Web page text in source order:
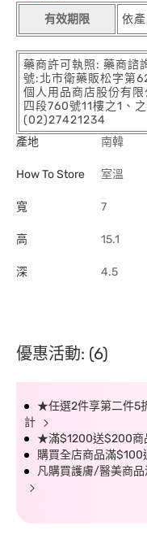
有效期限 依
藥商許可執照: 藥商
號:北市衛藥販松字第
個人用品商店股份有
四段760號11樓之1、
(02)27421234
產地
南韓
How To Store 室溫
寬 7
高 15.1
深 4.5
優惠活動: (6)
★任選2件享第二件5
計
★滿$1200送$200商
購買全店商品滿$100
凡購買護膚/醫美商